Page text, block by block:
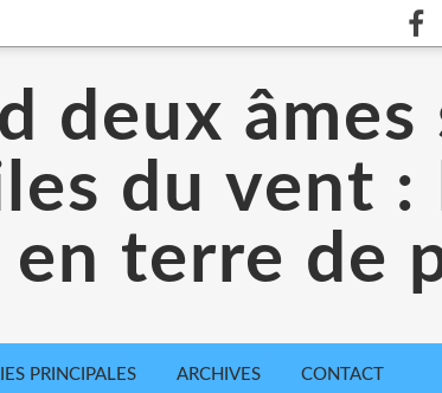
deux
du vent
en terre de
PRINCIPALES ARCHIVES CONTACT